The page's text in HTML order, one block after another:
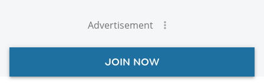
Advertisement
JOIN NOW